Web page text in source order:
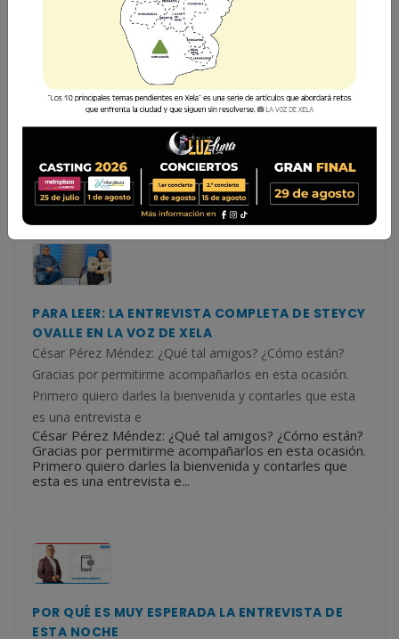
El presidente Bernardo Arévalo sostuvo una reunión con
la Misión de Observación de la Organización de los
Estados Americanos (OEA), en el marco del
acompañamiento internacional a las elecciones de
segundo g
con la Misión de Observación de la Organización de los
Estados Americanos (OEA), en el marco del
acompañamiento internacional a las elecciones de
segundo g...
PARA LEER: LA ENTREVISTA COMPLETA DE STEYCY
OVALLE EN LA VOZ DE XELA
César Pérez Méndez: ¿Qué tal amigos? ¿Cómo están?
Gracias por permitirme acompañarlos en esta ocasión.
Primero quiero darles la bienvenida y contarles que esta
es una entrevista e
César Pérez Méndez: ¿Qué tal amigos? ¿Cómo están?
Gracias por permitirme acompañarlos en esta ocasión.
Primero quiero darles la bienvenida y contarles que
esta es una entrevista e...
POR QUÉ ES MUY ESPERADA LA ENTREVISTA DE
ESTA NOCHE